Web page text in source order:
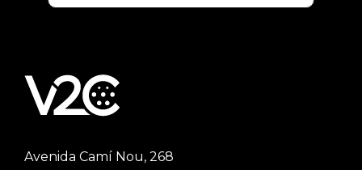
Avenida Camí Nou, 268